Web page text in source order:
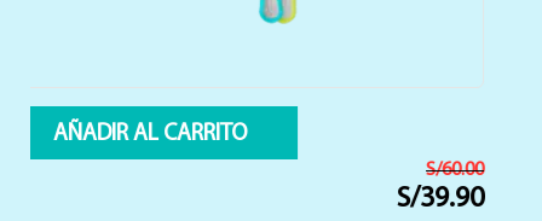
AÑADIR AL CARRITO
S/55.00
S/39.90